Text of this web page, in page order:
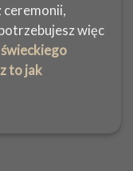
ceremonii,
więc
to jak